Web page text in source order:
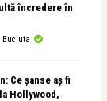
încredere în
Ce șanse aș fi
Hollywood,